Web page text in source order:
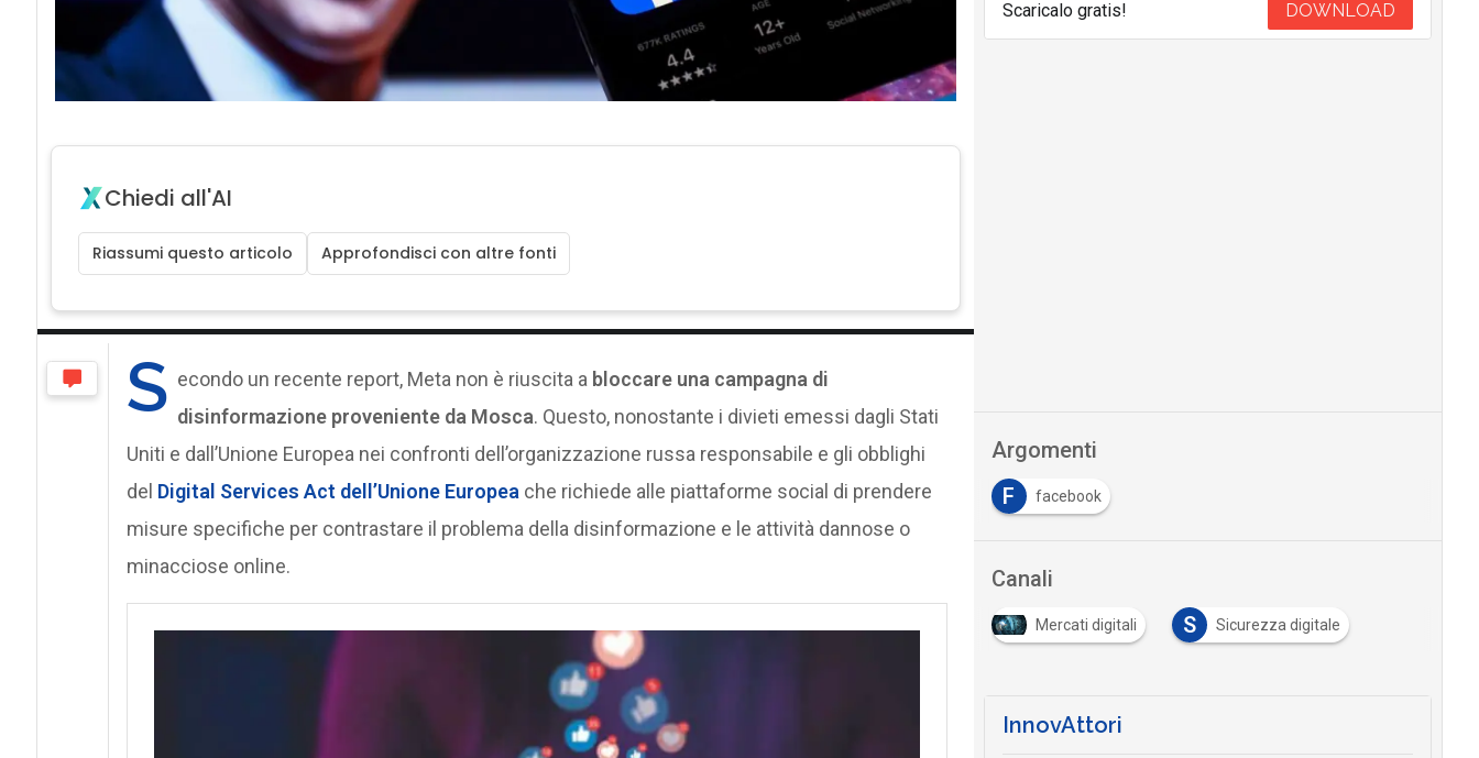
Chiedi all'AI
Riassumi questo articolo Approfondisci con altre fonti
S econdo un recente report, Meta non è riuscita a bloccare una campagna di
disinformazione proveniente da Mosca. Questo, nonostante i divieti emessi dagli Stati
Uniti e dall’Unione Europea nei confronti dell’organizzazione russa responsabile e gli obblighi
del Digital Services Act dell’Unione Europea che richiede alle piattaforme social di prendere
misure specifiche per contrastare il problema della disinformazione e le attività dannose o
minacciose online.
Scaricalo gratis! DOWNLOAD
Argomenti
F
facebook
Canali
Mercati digitali S Sicurezza digitale
InnovAttori